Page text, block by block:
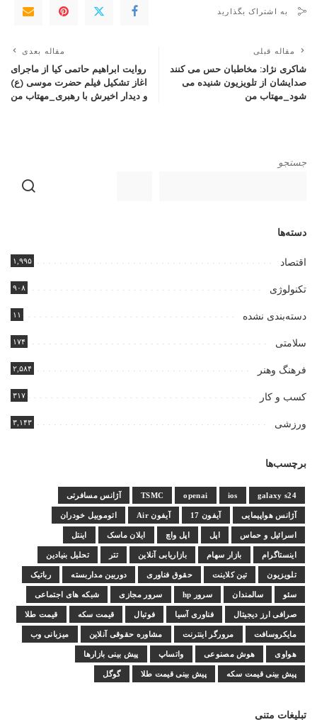
به اشتراک بگذارید
مقاله قبلی
شاکری نژاد: مخاطبان حس می کنند
صدایشان از تلویزیون شنیده می
شود_مهتاب من
مقاله بعدی
روایت ابراهیم حاتمی کیا از ماجرای
اغاز تشکیل فیلم حضرت موسی (ع)
و دیدار اخیرش با رهبری_مهتاب من
جستجو
دسته‌ها
اقتصاد ۱,۹۹۵
تکنولوژی ۹۰۸
دسته‌بندی نشده ۱۱
سلامتی ۱۷۴
فرهنگ وهنر ۲,۵۸۴
کسب و کار ۳۱۷
ورزشی ۳,۱۴۳
برچسب‌ها
galaxy s24
ios
openai
TSMC آژانس مسافرتی
آژانس هواپیمایی آیفون 17 آیفون Air اتوموبیل خودران
اسرائیل و حماس اپل اپل واچ ایلان ماسک اینتل
اینستاگرام بازار سهام بازاریابی آنلاین تتر تحلیل بنیادین
تلویزیون تین کلاینت حقوق فناوری دوربین مداربسته رباتیک
سئو سالمندان سرور hp سرور مجازی شبکه های اجتماعی
صرافی ارز دیجیتال فناوری آسیا فوتبال قیمت سکه قیمت طلا
مایکروسافت مرورگر اینترنت مشاوره حقوقی آنلاین میزبانی وب
هواوی هوش مصنوعی واتساپ پیش بینی بازارها
پیش بینی قیمت سکه پیش بینی قیمت طلا گوگل
تبلیغات متنی